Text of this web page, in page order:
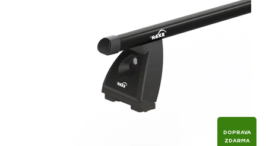
DOPRAVA
ZDARMA